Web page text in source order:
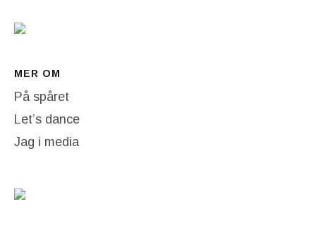
MER OM
På spåret
Let’s dance
Jag i media